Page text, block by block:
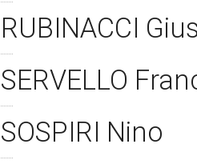
RUBINACCI
SERVELLO
SOSPIRI Nino